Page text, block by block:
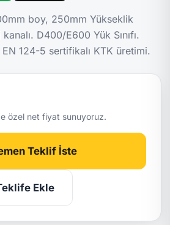
boy, 250mm Yükseklik
D400/E600 Yük Sınıfı.
EN 124-5 sertifikalı KTK üretimi.
özel net fiyat sunuyoruz.
Teklif İste
Ekle